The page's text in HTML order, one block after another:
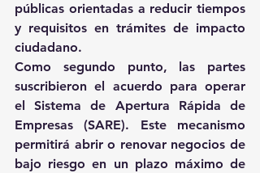
públicas orientadas a reducir tiempos
y requisitos en trámites de impacto
ciudadano.
Como segundo punto, las partes
suscribieron el acuerdo para operar
el Sistema de Apertura Rápida de
Empresas (SARE). Este mecanismo
permitirá abrir o renovar negocios de
bajo riesgo en un plazo máximo de